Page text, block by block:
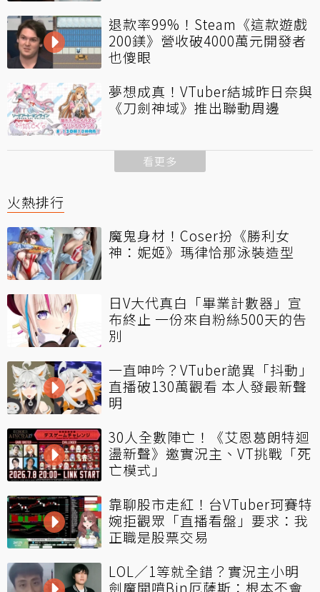
退款率99%！Steam《這款遊戲
200鎂》營收破4000萬元開發者
也傻眼
夢想成真！VTuber結城昨日奈與
《刀劍神域》推出聯動周邊
看更多
火熱排行
魔鬼身材！Coser扮《勝利女
神：妮姬》瑪律恰那泳裝造型
日V大代真白「畢業計數器」宣
布終止 一份來自粉絲500天的告
別
一直呻吟？VTuber詭異「抖動」
直播破130萬觀看 本人發最新聲
明
30人全數陣亡！《艾恩葛朗特迴
盪新聲》邀實況主、VT挑戰「死
亡模式」
靠聊股市走紅！台VTuber珂賽特
婉拒觀眾「直播看盤」要求：我
正職是股票交易
LOL／1等就全錯？實況主小明
劍魔開噴Bin厄薩斯：根本不會